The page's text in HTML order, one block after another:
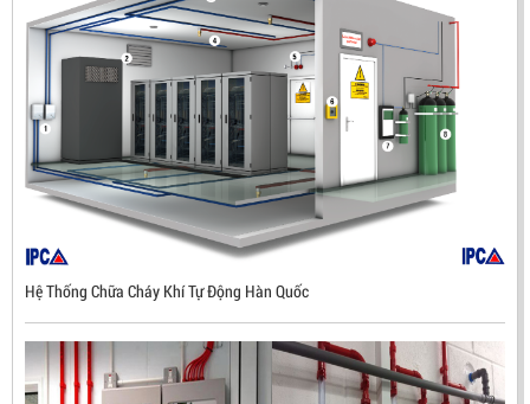
Hệ Thống Chữa Cháy Khí Tự Động Hàn Quốc